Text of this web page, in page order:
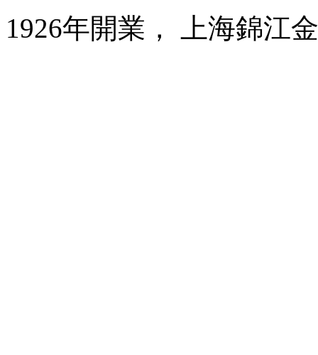
1926年開業， 上海錦